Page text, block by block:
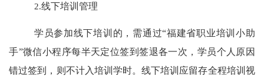
2.线下培训管理
学员参加线下培训的，需通过“福建省职业培训小助
手”微信小程序每半天定位签到签退各一次， 学员个人原因
错过签到，则不计入培训学时。线下培训应留存全程培训视